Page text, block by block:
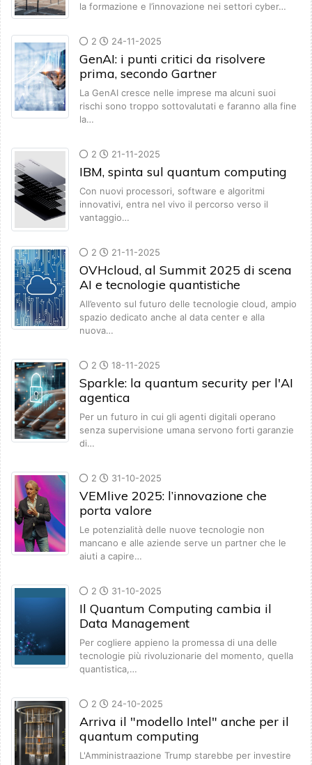
la formazione e l’innovazione nei settori cyber…
2 24-11-2025
GenAI: i punti critici da risolvere
prima, secondo Gartner
La GenAI cresce nelle imprese ma alcuni suoi
rischi sono troppo sottovalutati e faranno alla fine
la…
2 21-11-2025
IBM, spinta sul quantum computing
Con nuovi processori, software e algoritmi
innovativi, entra nel vivo il percorso verso il
vantaggio…
2 21-11-2025
OVHcloud, al Summit 2025 di scena
AI e tecnologie quantistiche
All’evento sul futuro delle tecnologie cloud, ampio
spazio dedicato anche al data center e alla
nuova…
2 18-11-2025
Sparkle: la quantum security per l'AI
agentica
Per un futuro in cui gli agenti digitali operano
senza supervisione umana servono forti garanzie
di…
2 31-10-2025
VEMlive 2025: l’innovazione che
porta valore
Le potenzialità delle nuove tecnologie non
mancano e alle aziende serve un partner che le
aiuti a capire…
2 31-10-2025
Il Quantum Computing cambia il
Data Management
Per cogliere appieno la promessa di una delle
tecnologie più rivoluzionarie del momento, quella
quantistica,…
2 24-10-2025
Arriva il "modello Intel" anche per il
quantum computing
L'Amministraazione Trump starebbe per investire